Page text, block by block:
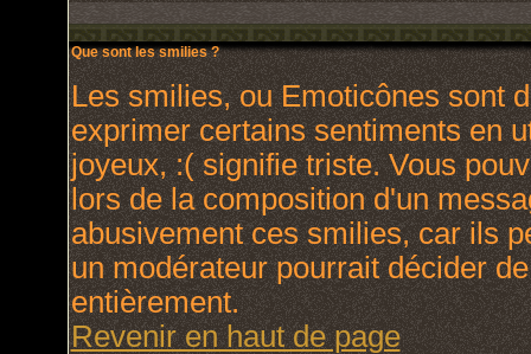
Que sont les smilies ?
Les smilies, ou Emoticônes sont
exprimer certains sentiments en
joyeux, :( signifie triste. Vous
lors de la composition d'un
abusivement ces smilies, car ils
un modérateur pourrait décider
entièrement.
Revenir en haut de page